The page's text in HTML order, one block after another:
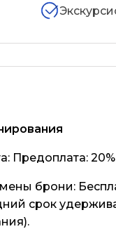
Предоплата:
брони:
срок